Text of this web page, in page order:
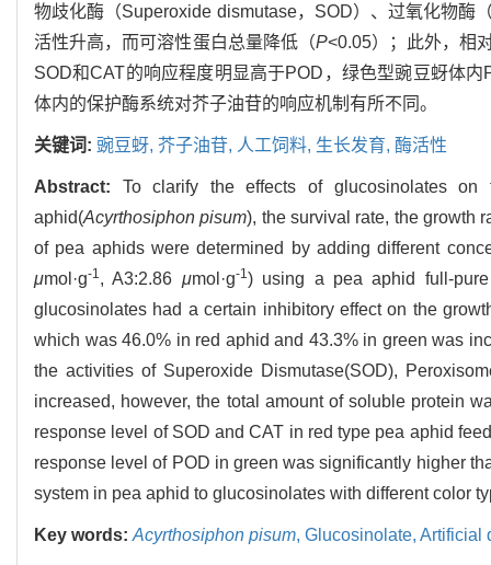
物歧化酶（Superoxide dismutase，SOD）、过氧化物酶
活性升高，而可溶性蛋白总量降低（P<0.05）；此外，相
SOD和CAT的响应程度明显高于POD，绿色型豌豆蚜体
体内的保护酶系统对芥子油苷的响应机制有所不同。
关键词: 豌豆蚜, 芥子油苷, 人工饲料, 生长发育, 酶活性
Abstract: To clarify the effects of glucosinolates
aphid(Acyrthosiphon pisum), the survival rate, the growth
of pea aphids were determined by adding different
μmol·g-1 , A3:2.86 μmol·g-1 ) using a pea aphid full-
glucosinolates had a certain inhibitory effect on the
which was 46.0% in red aphid and 43.3% in green was
the activities of Superoxide Dismutase(SOD),
increased, however, the total amount of soluble protein
response level of SOD and CAT in red type pea aphid
response level of POD in green was significantly higher
system in pea aphid to glucosinolates with different color
Key words: Acyrthosiphon pisum, Glucosinolate, Artificial